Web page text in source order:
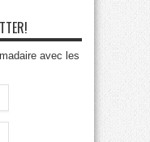
avec les